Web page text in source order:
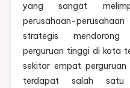
yang sangat
perusahaan-
strategis mendorong
perguruan tinggi di kota
sekitar empat
terdapat salah